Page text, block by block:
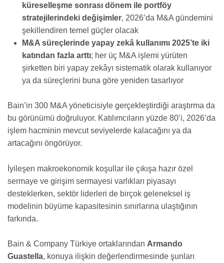
küreselleşme sonrası dönem ile portföy
stratejilerindeki değişimler, 2026’da M&A gündemini
şekillendiren temel güçler olacak
M&A süreçlerinde yapay zekâ kullanımı 2025’te iki
katından fazla arttı; her üç M&A işlemi yürüten
şirketten biri yapay zekâyı sistematik olarak kullanıyor
ya da süreçlerini buna göre yeniden tasarlıyor
Bain’in 300 M&A yöneticisiyle gerçekleştirdiği araştırma da
bu görünümü doğruluyor. Katılımcıların yüzde 80’i, 2026’da
işlem hacminin mevcut seviyelerde kalacağını ya da
artacağını öngörüyor.
İyileşen makroekonomik koşullar ile çıkışa hazır özel
sermaye ve girişim sermayesi varlıkları piyasayı
desteklerken, sektör liderleri de birçok geleneksel iş
modelinin büyüme kapasitesinin sınırlarına ulaştığının
farkında.
Bain & Company Türkiye ortaklarından Armando
Guastella, konuya ilişkin değerlendirmesinde şunları